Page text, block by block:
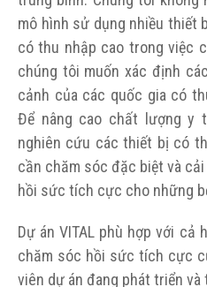
mô hình sử dụng nhiều thiết
có thu nhập cao trong việc
chúng tôi muốn xác định
cảnh của các quốc gia có
Để nâng cao chất lượng y
nghiên cứu các thiết bị có
cần chăm sóc đặc biệt và
hồi sức tích cực cho những
Dự án VITAL phù hợp với cả
chăm sóc hồi sức tích cực
viên dự án đang phát triển